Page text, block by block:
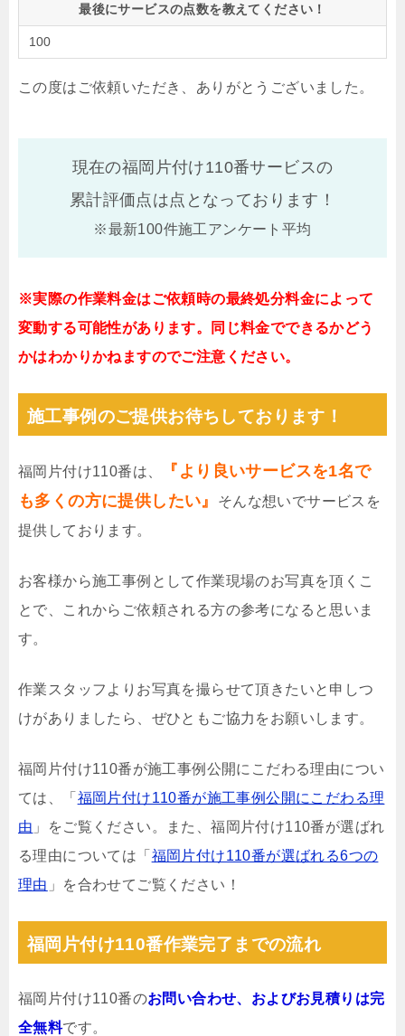
最後にサービスの点数を教えてください！
100
この度はご依頼いただき、ありがとうございました。
現在の福岡片付け110番サービスの
累計評価点は点となっております！
※最新100件施工アンケート平均
※実際の作業料金はご依頼時の最終処分料金によって
変動する可能性があります。同じ料金でできるかどう
かはわかりかねますのでご注意ください。
施工事例のご提供お待ちしております！
福岡片付け110番は、
『より良いサービスを1名で
も多くの方に提供したい』
そんな想いでサービスを
提供しております。
お客様から施工事例として作業現場のお写真を頂くこ
とで、これからご依頼される方の参考になると思いま
す。
作業スタッフよりお写真を撮らせて頂きたいと申しつ
けがありましたら、ぜひともご協力をお願いします。
福岡片付け110番が施工事例公開にこだわる理由につい
ては、「 福岡片付け110番が施工事例公開にこだわる理
由 」をご覧ください。また、福岡片付け110番が選ばれ
る理由については「 福岡片付け110番が選ばれる6つの
理由 」を合わせてご覧ください！
福岡片付け110番作業完了までの流れ
福岡片付け110番のお問い合わせ、およびお見積りは完
全無料です。